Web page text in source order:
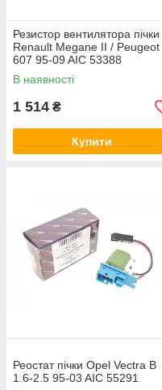
Резистор вентилятора пічки
Renault Megane II / Peugeot
607 95-09 AIC 53388
В наявності
1 514 ₴
Купити
Реостат пічки Opel Vectra B
1.6-2.5 95-03 AIC 55291